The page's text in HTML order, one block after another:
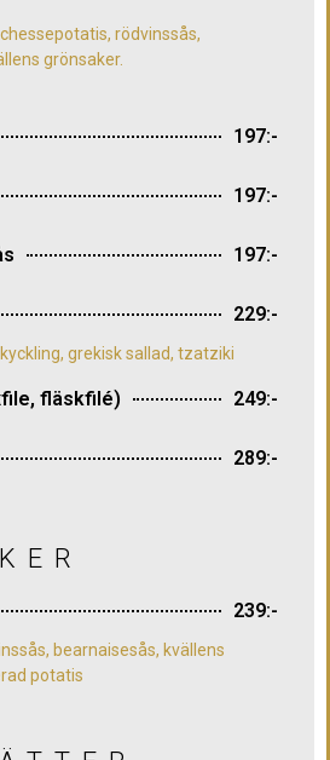
rödvinssås,
grönsaker.
197:-
197:-
197:-
229:-
grekisk sallad, tzatziki
fläskfilé) 249:-
289:-
239:-
bearnaisesås, kvällens
potatis